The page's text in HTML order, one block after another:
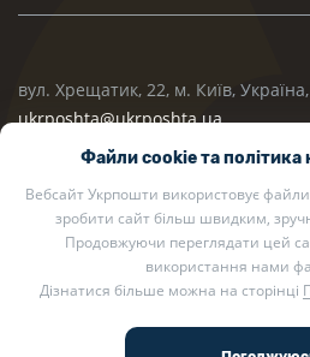
Файли cookie та політика
Вебсайт Укрпошти використовує
зробити сайт більш швидким,
Продовжуючи переглядати цей
використання нами
Дізнатися більше можна на сторінці
вул. Хрещатик, 22, м. Київ,
ukrposhta@ukrposhta.ua
2002 — 2026 Укрпошта. Всі права